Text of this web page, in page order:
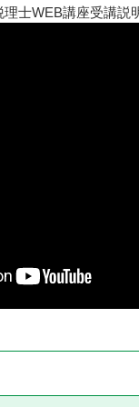
士WEB講座受講説